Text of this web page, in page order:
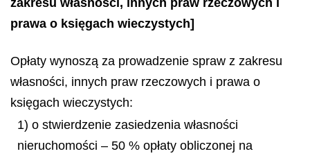
prawa o księgach wieczystych]
Opłaty wynoszą za prowadzenie spraw z zakresu
własności, innych praw rzeczowych i prawa o
księgach wieczystych:
1) o stwierdzenie zasiedzenia własności
nieruchomości – 50 % opłaty obliczonej na